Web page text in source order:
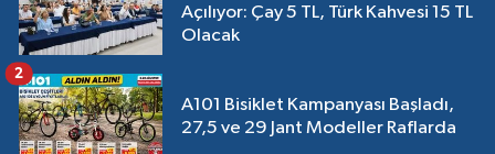
Açılıyor: Çay 5 TL, Türk Kahvesi 15 TL
Olacak
A101 Bisiklet Kampanyası Başladı,
27,5 ve 29 Jant Modeller Raflarda
2